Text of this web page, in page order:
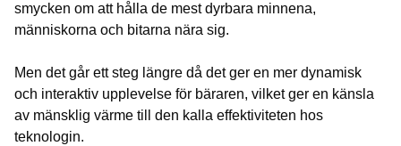
smycken om att hålla de mest dyrbara minnena,
människorna och bitarna nära sig.
Men det går ett steg längre då det ger en mer dynamisk
och interaktiv upplevelse för bäraren, vilket ger en känsla
av mänsklig värme till den kalla effektiviteten hos
teknologin.